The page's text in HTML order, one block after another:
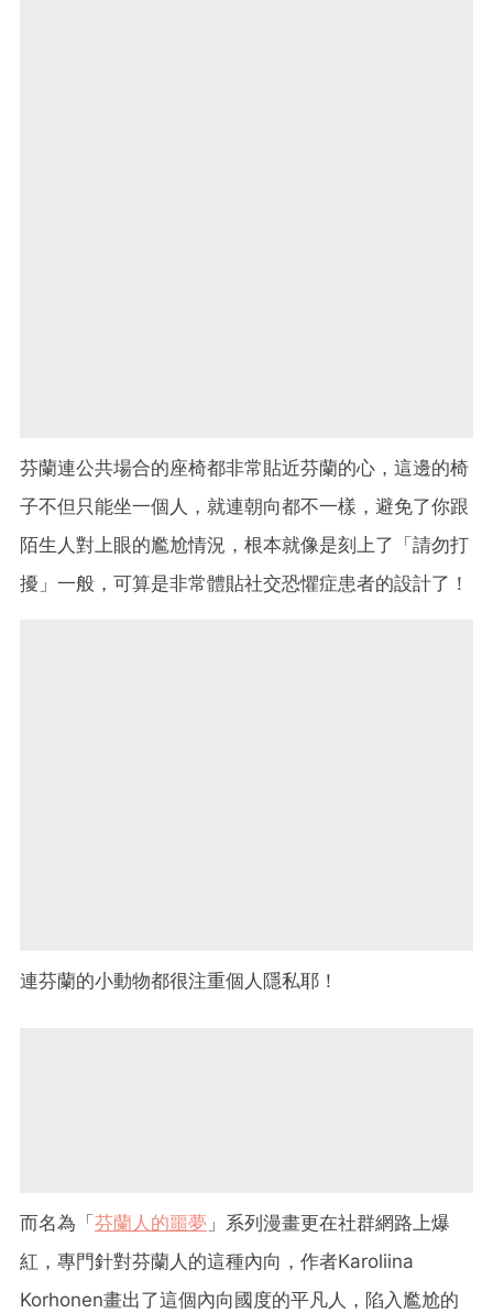
芬蘭連公共場合的座椅都非常貼近芬蘭的心，這邊的椅
子不但只能坐一個人，就連朝向都不一樣，避免了你跟
陌生人對上眼的尷尬情況，根本就像是刻上了「請勿打
擾」一般，可算是非常體貼社交恐懼症患者的設計了！
連芬蘭的小動物都很注重個人隱私耶！
而名為「 芬蘭人的噩夢 」系列漫畫更在社群網路上爆
紅，專門針對芬蘭人的這種內向，作者Karoliina
Korhonen畫出了這個內向國度的平凡人，陷入尷尬的